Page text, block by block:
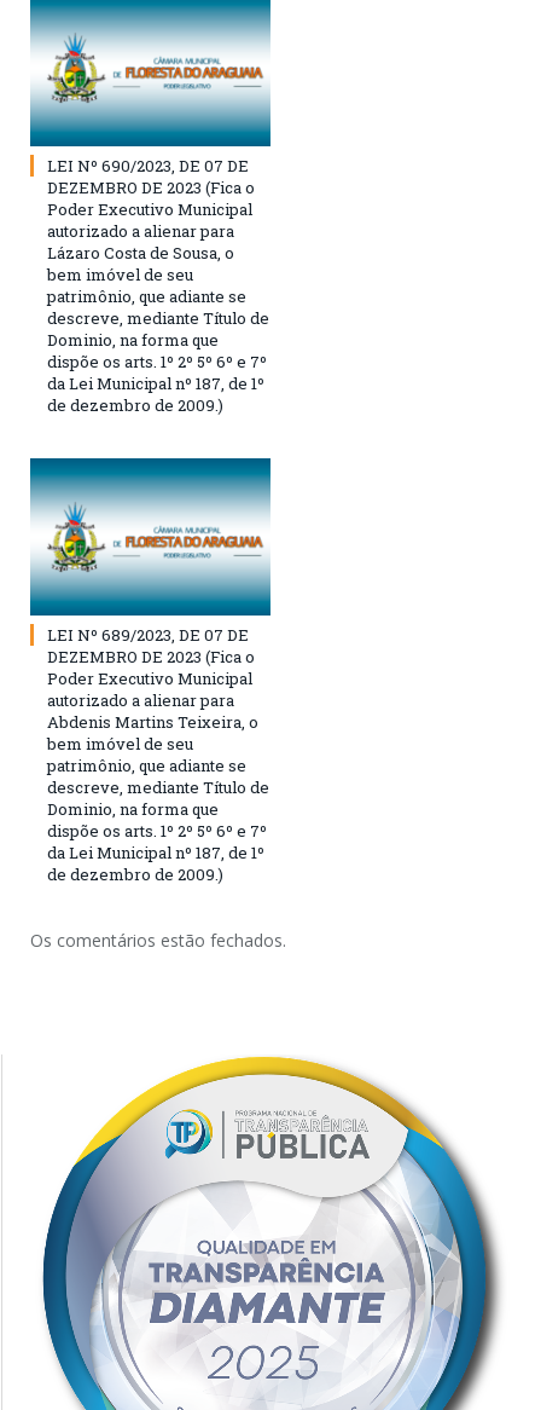
LEI Nº 690/2023, DE 07 DE
DEZEMBRO DE 2023 (Fica o
Poder Executivo Municipal
autorizado a alienar para
Lázaro Costa de Sousa, o
bem imóvel de seu
patrimônio, que adiante se
descreve, mediante Título de
Dominio, na forma que
dispõe os arts. 1º 2º 5º 6º e 7º
da Lei Municipal nº 187, de 1º
de dezembro de 2009.)
LEI Nº 689/2023, DE 07 DE
DEZEMBRO DE 2023 (Fica o
Poder Executivo Municipal
autorizado a alienar para
Abdenis Martins Teixeira, o
bem imóvel de seu
patrimônio, que adiante se
descreve, mediante Título de
Dominio, na forma que
dispõe os arts. 1º 2º 5º 6º e 7º
da Lei Municipal nº 187, de 1º
de dezembro de 2009.)
Os comentários estão fechados.